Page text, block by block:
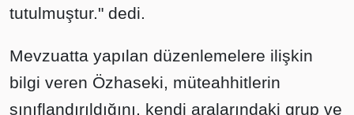
tutulmuştur." dedi.
Mevzuatta yapılan düzenlemelere ilişkin
bilgi veren Özhaseki, müteahhitlerin
sınıflandırıldığını, kendi aralarındaki grup ve